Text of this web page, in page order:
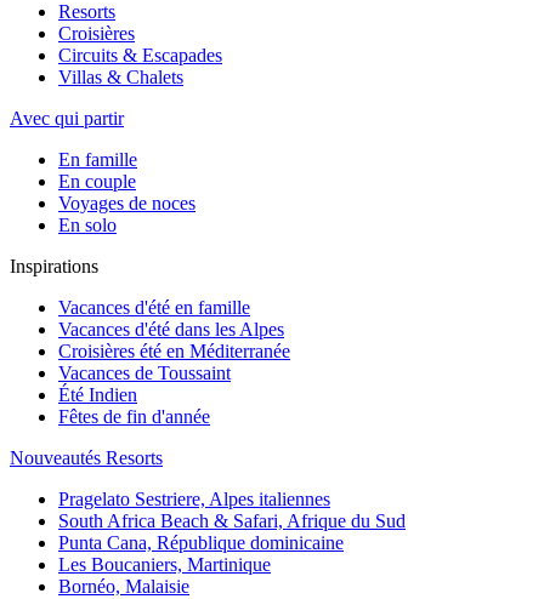
Resorts
Croisières
Circuits & Escapades
Villas & Chalets
Avec qui partir
En famille
En couple
Voyages de noces
En solo
Inspirations
Vacances d'été en famille
Vacances d'été dans les Alpes
Croisières été en Méditerranée
Vacances de Toussaint
Été Indien
Fêtes de fin d'année
Nouveautés Resorts
Pragelato Sestriere, Alpes italiennes
South Africa Beach & Safari, Afrique du Sud
Punta Cana, République dominicaine
Les Boucaniers, Martinique
Bornéo, Malaisie